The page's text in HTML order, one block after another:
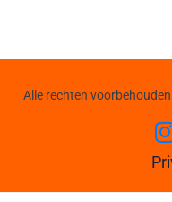
Alle rechten